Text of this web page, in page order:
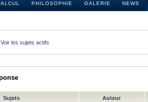
PHILOSOPHIE GALERIE NEWS
Voir les sujets actifs
Sujets Auteur